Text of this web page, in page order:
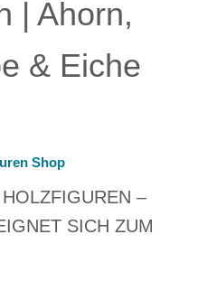
| Ahorn,
& Eiche
Shop
–
SICH ZUM